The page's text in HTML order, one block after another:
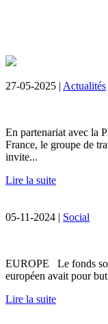
27-05-2025 | Actualités
En partenariat avec la
France, le groupe de
invite...
Lire la suite
05-11-2024 | Social
EUROPE Le fonds
européen avait pour
Lire la suite